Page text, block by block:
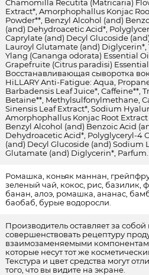
Chamomilla Recutita (Matricaria)
Extract*, Amorphophallus Konjac
Powder**, Benzyl Alcohol (and)
(and) Dehydroacetic Acid*,
Caprylate (and) Decyl Glucoside
Lauroyl Glutamate (and) Diglycerin*,
Ylang (Cananga odorata) Essential
Grapefruite (Citrus paradisi)
Восстанавливающая сыворотка
HiLLARY Anti-Fatigue: Aqua,
Barbadensis Leaf Juice*, Caffeine**,
Betaine**, Methylsulfonylmethane,
Sinensis Leaf Extract*, Sodium
Amorphophallus Konjac Root Extract
Benzyl Alcohol (and) Benzoic Acid
Dehydroacetic Acid*, Polyglyceryl-4
(and) Decyl Glucoside (and) Sodium
Glutamate (and) Diglycerin*, Parfum.
Ромашка, коньяк маннан,
зеленый чай, кокос, рис, базилик,
банан, алоэ, ромашка, ананас,
баобаб, бурые водоросли.
Производитель оставляет за
совершенствовать рецептуру
взаимозаменяемыми
которые несут тот же
Текстура и цвет средства могут
того, что вы видите на экране.